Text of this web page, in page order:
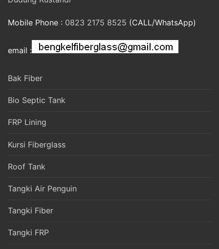
Mobile Phone : 0823 2175 8525 (CALL/WhatsApp)
email :
Bak Fiber
Bio Septic Tank
FRP Lining
Kursi Fiberglass
Roof Tank
Tangki Air Penguin
Tangki Fiber
Tangki FRP